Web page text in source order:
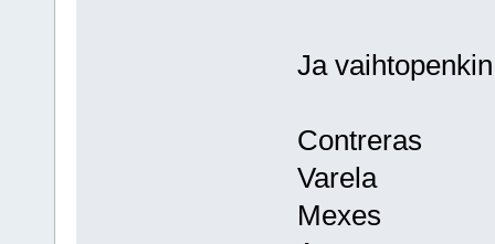
Ja
Contreras
Varela
Mexes